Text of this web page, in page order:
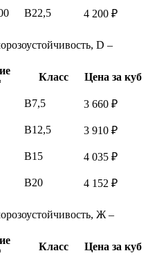
В22,5
4 200 ₽
D –
Класс
Цена за куб
В7,5
3 660 ₽
В12,5
3 910 ₽
В15
4 035 ₽
В20
4 152 ₽
Ж –
Класс
Цена за куб